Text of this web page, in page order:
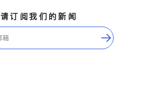
请订阅我们的新闻